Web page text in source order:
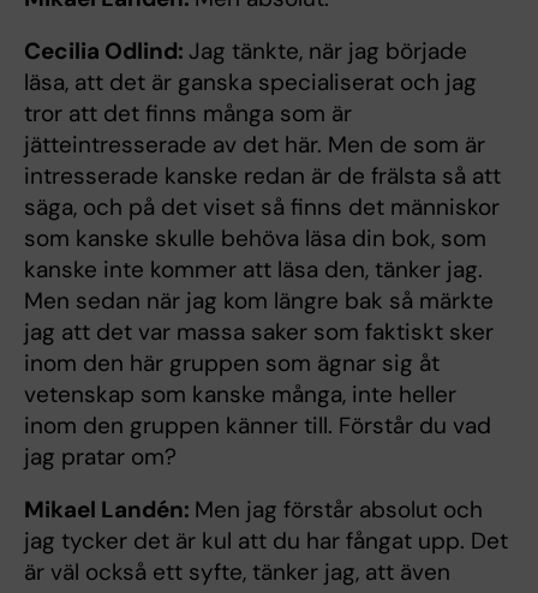
Cecilia Odlind: Jag tänkte, när jag började
läsa, att det är ganska specialiserat och jag
tror att det finns många som är
jätteintresserade av det här. Men de som är
intresserade kanske redan är de frälsta så att
säga, och på det viset så finns det människor
som kanske skulle behöva läsa din bok, som
kanske inte kommer att läsa den, tänker jag.
Men sedan när jag kom längre bak så märkte
jag att det var massa saker som faktiskt sker
inom den här gruppen som ägnar sig åt
vetenskap som kanske många, inte heller
inom den gruppen känner till. Förstår du vad
jag pratar om?
Mikael Landén: Men jag förstår absolut och
jag tycker det är kul att du har fångat upp. Det
är väl också ett syfte, tänker jag, att även